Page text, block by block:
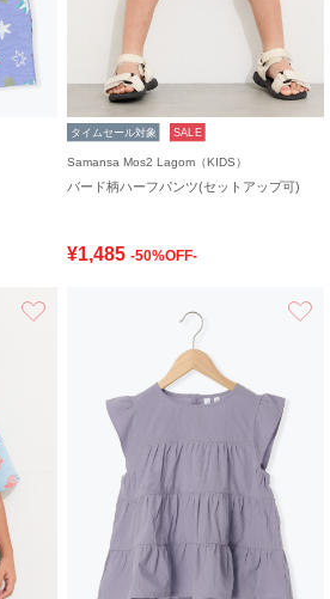
タイムセール対象 SALE
Samansa Mos2 Lagom（KIDS）
バード柄ハーフパンツ(セットアップ可)
¥1,485 -50%OFF-